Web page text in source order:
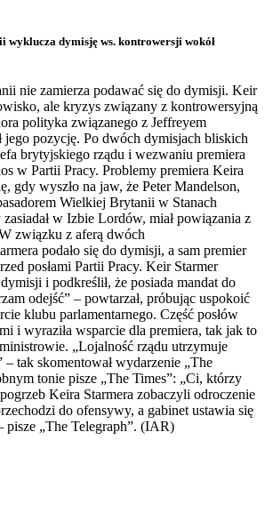
dymisję ws. kontrowersji wokół
nie zamierza podawać się do dymisji. Keir
ale kryzys związany z kontrowersyjną
polityka związanego z Jeffreyem
jego pozycję. Po dwóch dymisjach bliskich
brytyjskiego rządu i wezwaniu premiera
w Partii Pracy. Problemy premiera Keira
gdy wyszło na jaw, że Peter Mandelson,
Wielkiej Brytanii w Stanach
w Izbie Lordów, miał powiązania z
związku z aferą dwóch
podało się do dymisji, a sam premier
posłami Partii Pracy. Keir Starmer
i podkreślił, że posiada mandat do
odejść” – powtarzał, próbując uspokoić
klubu parlamentarnego. Część posłów
i wyraziła wsparcie dla premiera, tak jak to
„Lojalność rządu utrzymuje
– tak skomentował wydarzenie „The
tonie pisze „The Times”: „Ci, którzy
Keira Starmera zobaczyli odroczenie
do ofensywy, a gabinet ustawia się
pisze „The Telegraph”. (IAR)